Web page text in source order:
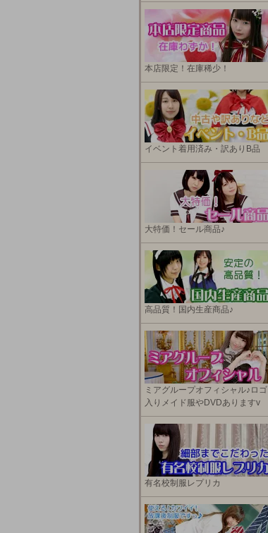
本店限定！在庫稀少！
イベント着用済み・訳ありB品
大特価！セール商品♪
高品質！国内生産商品♪
ミアグループオフィシャル♪ロゴ
入りメイド服やDVDありますv
有名校制服レプリカ